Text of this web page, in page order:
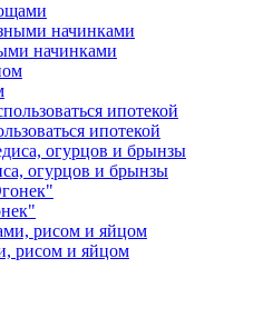
начинками
ипотекой
огурцов и брынзы
рисом и яйцом